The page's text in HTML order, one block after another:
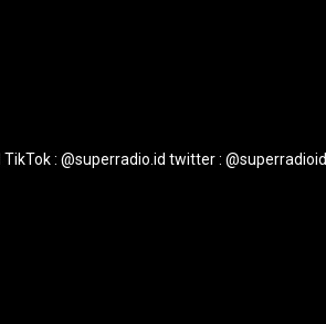
TikTok : @superradio.id twitter : @superradioid